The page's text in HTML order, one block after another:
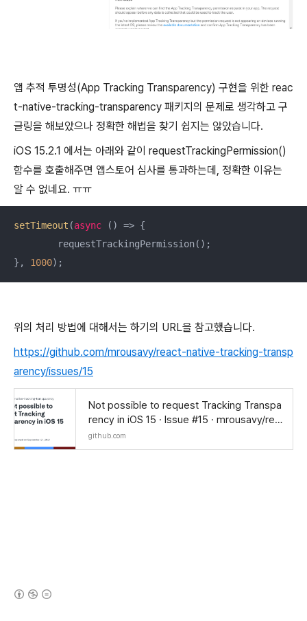
앱 추적 투명성(App Tracking Transparency) 구현을 위한 reac
t-native-tracking-transparency 패키지의 문제로 생각하고 구
글링을 해보았으나 정확한 해법을 찾기 쉽지는 않았습니다.
iOS 15.2.1 에서는 아래와 같이 requestTrackingPermission()
함수를 호출해주면 앱스토어 심사를 통과하는데, 정확한 이유는
알 수 없네요. ㅠㅠ
setTimeout (async () => {
}, 1000);
위의 처리 방법에 대해서는 하기의 URL을 참고했습니다.
https://github.com/mrousavy/react-native-tracking-transp
arency/issues/15
Not possible to request Tracking Transpa
rency in iOS 15 · Issue #15 · mrousavy/rea
ct-native-tracking-transparency
github.com